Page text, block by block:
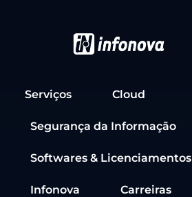
Serviços Cloud
Segurança da Informação
Softwares & Licenciamentos
Infonova Carreiras